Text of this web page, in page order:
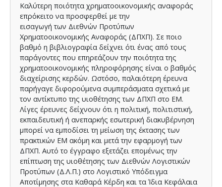
Καλύτερη ποιότητα χρηματοοικονομικής αναφοράς
επρόκειτο να προσφερθεί με την
εισαγωγή των Διεθνών Προτύπων
Χρηματοοικονομικής Αναφοράς (ΔΠΧΠ). Σε ποιο
βαθμό η βιβλιογραφία δείχνει ότι ένας από τους
παράγοντες που επηρεάζουν την ποιότητα της
χρηματοοικονομικής πληροφόρησης είναι ο βαθμός
διαχείρισης κερδών. Ωστόσο, παλαιότερη έρευνα
παρήγαγε διφορούμενα συμπεράσματα σχετικά με
τον αντίκτυπο της υιοθέτησης των ΔΠΧΠ στο EM.
Λίγες έρευνες δείχνουν ότι η πολιτική, πολιτιστική,
εκπαιδευτική ή ανεπαρκής εσωτερική διακυβέρνηση
μπορεί να εμποδίσει τη μείωση της έκτασης των
πρακτικών EM ακόμη και μετά την εφαρμογή των
ΔΠΧΠ. Αυτό το έγγραφο εξετάζει επομένως την
επίπτωση της υιοθέτησης των Διεθνών Λογιστικών
Προτύπων (Δ.Λ.Π.) στο Λογιστικό Υπόδειγμα
Αποτίμησης στα Καθαρά Κέρδη και τα Ίδια Κεφάλαια